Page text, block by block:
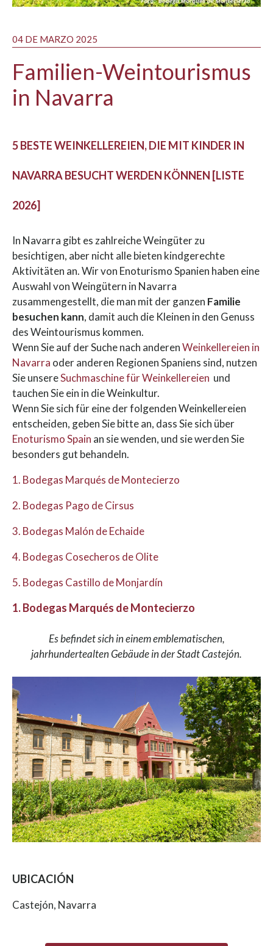
04 DE MARZO 2025
Familien-Weintourismus
in Navarra
5 BESTE WEINKELLEREIEN, DIE MIT KINDER IN
NAVARRA BESUCHT WERDEN KÖNNEN [LISTE
2026]
In Navarra gibt es zahlreiche Weingüter zu
besichtigen, aber nicht alle bieten kindgerechte
Aktivitäten an. Wir von Enoturismo Spanien haben eine
Auswahl von Weingütern in Navarra
zusammengestellt, die man mit der ganzen Familie
besuchen kann, damit auch die Kleinen in den Genuss
des Weintourismus kommen.
Wenn Sie auf der Suche nach anderenWeinkellereien in
Navarra oder anderen Regionen Spaniens sind, nutzen
Sie unsereSuchmaschine für Weinkellereien und
tauchen Sie ein in die Weinkultur.
Wenn Sie sich für eine der folgenden Weinkellereien
entscheiden, geben Sie bitte an, dass Sie sich über
Enoturismo Spain an sie wenden, und sie werden Sie
besonders gut behandeln.
1. Bodegas Marqués de Montecierzo
2. Bodegas Pago de Cirsus
3. Bodegas Malón de Echaide
4. Bodegas Cosecheros de Olite
5. Bodegas Castillo de Monjardín
1. Bodegas Marqués de Montecierzo
Es befindet sich in einem emblematischen,
jahrhundertealten Gebäude in der Stadt Castejón.
UBICACIÓN
Castejón, Navarra